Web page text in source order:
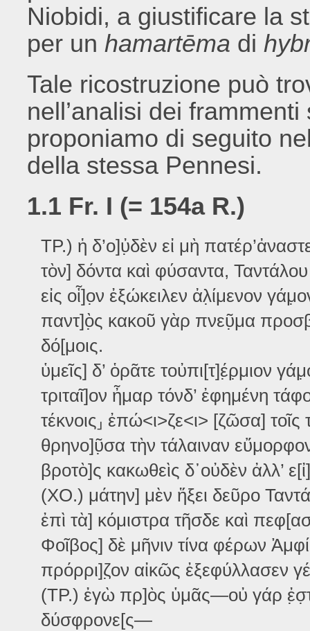
Niobidi, a giustificare la
per un hamartēma di
Tale ricostruzione può
nell’analisi dei
proponiamo di seguito
della stessa Pennesi.
1.1 Fr. I (= 154a R.)
TP.) ἡ δ’ο]ὐ̣δὲν εἰ μὴ
τὸν] δόντα καὶ φύσαντα,
εἰς οἷ]ο̣ν ἐξώκειλεν ἀλ̣ίμενον
παντ]ὸ̣ς κακοῦ γὰρ πνεῦ̣μα
δό[μοις.
ὑμεῖς] δ’ ὁρᾶτε τοὐπι[τ]έ̣ρ̣μιον
τριταῖ]ον ἦμαρ τόνδ’ ἐφημένη
τέκνοις⸥ ἐπώ<ι>ζε<ι> [ζῶσα] τοῖς
θρηνο]ῦ̣σα τὴν τάλαιναν
βροτὸ]ς κακωθεὶς δ᾽οὐδὲν ἀλλ’
(XO.) μάτην] μὲν ἥξει δεῦρο
ἐπὶ τὰ] κόμιστρα τῆσδε καὶ
Φοῖβος] δὲ μῆνιν τίνα φέρων
πρόρρι]ζ̣ον αἰκῶς ἐξεφύλλασεν
(TP.) ἐγὼ πρ]ὸς ὑμᾶς—οὐ γάρ
δύσφρονε[ς—